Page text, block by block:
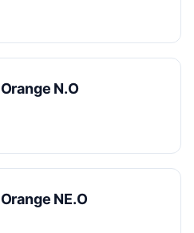
N.O
NE.O